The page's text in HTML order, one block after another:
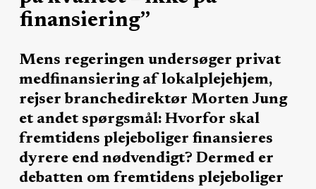
finansiering”
Mens regeringen undersøger privat
medfinansiering af lokalplejehjem,
rejser branchedirektør Morten Jung
et andet spørgsmål: Hvorfor skal
fremtidens plejeboliger finansieres
dyrere end nødvendigt? Dermed er
debatten om fremtidens plejeboliger